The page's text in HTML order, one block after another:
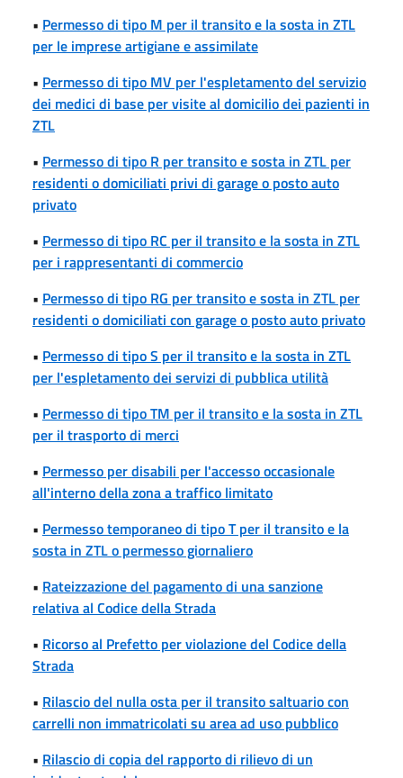
• Permesso di tipo M per il transito e la sosta in ZTL
per le imprese artigiane e assimilate
• Permesso di tipo MV per l'espletamento del servizio
dei medici di base per visite al domicilio dei pazienti in
ZTL
• Permesso di tipo R per transito e sosta in ZTL per
residenti o domiciliati privi di garage o posto auto
privato
• Permesso di tipo RC per il transito e la sosta in ZTL
per i rappresentanti di commercio
• Permesso di tipo RG per transito e sosta in ZTL per
residenti o domiciliati con garage o posto auto privato
• Permesso di tipo S per il transito e la sosta in ZTL
per l'espletamento dei servizi di pubblica utilità
• Permesso di tipo TM per il transito e la sosta in ZTL
per il trasporto di merci
• Permesso per disabili per l'accesso occasionale
all'interno della zona a traffico limitato
• Permesso temporaneo di tipo T per il transito e la
sosta in ZTL o permesso giornaliero
• Rateizzazione del pagamento di una sanzione
relativa al Codice della Strada
• Ricorso al Prefetto per violazione del Codice della
Strada
• Rilascio del nulla osta per il transito saltuario con
carrelli non immatricolati su area ad uso pubblico
• Rilascio di copia del rapporto di rilievo di un